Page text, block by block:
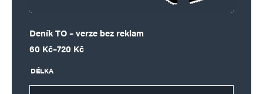
Deník TO – verze bez reklam
60 Kč–720 Kč
Rozpětí cen: 60 Kč až 720 Kč
DÉLKA